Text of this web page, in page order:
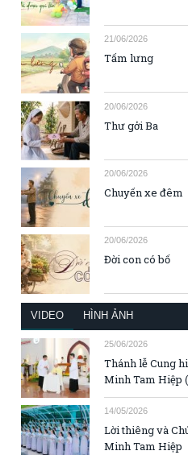
21/06/2026
Tấm lưng
20/06/2026
Thư gởi Ba
20/06/2026
Chuyến xe đêm
20/06/2026
Đời con có bố
VIDEO HÌNH ẢNH
25/06/2026
Thánh lễ Cung
Minh Tam Hiệp
14/05/2026
Lời thiêng và
Minh Tam Hiệp